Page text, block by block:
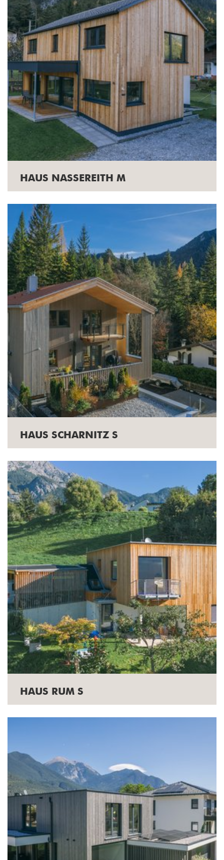
HAUS NASSEREITH M
HAUS SCHARNITZ S
HAUS RUM S